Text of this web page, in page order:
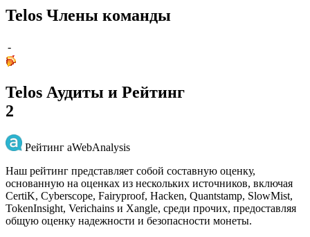
Telos Члены команды
-
Telos Аудиты и Рейтинг
2
Рейтинг aWebAnalysis
Наш рейтинг представляет собой составную оценку,
основанную на оценках из нескольких источников, включая
CertiK, Cyberscope, Fairyproof, Hacken, Quantstamp, SlowMist,
TokenInsight, Verichains и Xangle, среди прочих, предоставляя
общую оценку надежности и безопасности монеты.